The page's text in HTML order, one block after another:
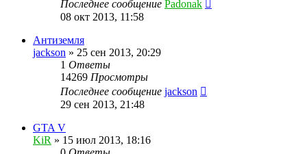
Последнее сообщение Padonak
08 окт 2013, 11:58
Антиземля
jackson » 25 сен 2013, 20:29
1 Ответы
14269 Просмотры
Последнее сообщение jackson
29 сен 2013, 21:48
GTA V
KiR » 15 июл 2013, 18:16